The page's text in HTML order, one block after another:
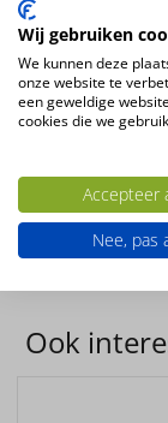
Kleur
groen
Bloemsoort
Productsoort
kunstbloemen
Ook
Wij gebruiken
We kunnen deze
onze website te
een geweldige
cookies die we
Accepteer
Nee, pas